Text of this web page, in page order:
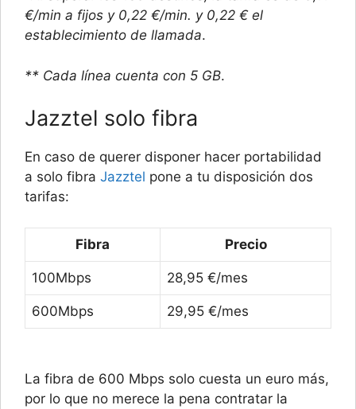
€/min a fijos y 0,22 €/min. y 0,22 € el
establecimiento de llamada.
** Cada línea cuenta con 5 GB.
Jazztel solo fibra
En caso de querer disponer hacer portabilidad
a solo fibra Jazztel pone a tu disposición dos
tarifas:
Fibra Precio
100Mbps 28,95 €/mes
600Mbps 29,95 €/mes
La fibra de 600 Mbps solo cuesta un euro más,
por lo que no merece la pena contratar la